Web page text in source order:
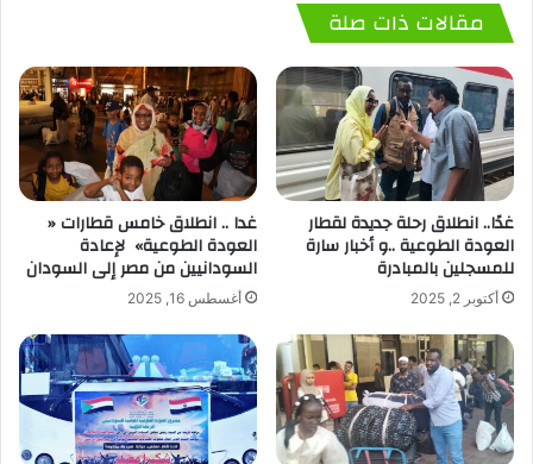
مقالات ذات صلة
غدًا.. انطلاق رحلة جديدة لقطار
العودة الطوعية ..و أخبار سارة
للمسجلين بالمبادرة
أكتوبر 2, 2025
غدا .. انطلاق خامس قطارات «
العودة الطوعية» لإعادة
السودانيين من مصر إلى السودان
أغسطس 16, 2025